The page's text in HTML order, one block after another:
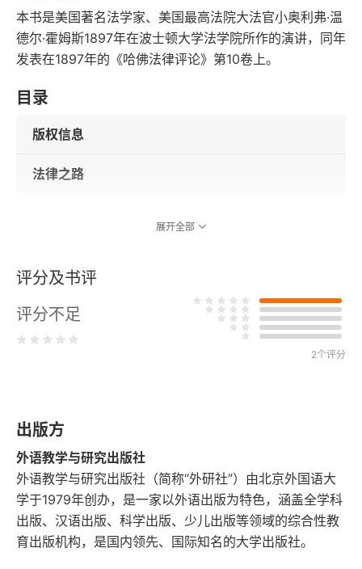
本书是美国著名法学家、美国最高法院大法官小奥利弗·温
德尔·霍姆斯1897年在波士顿大学法学院所作的演讲，同年
发表在1897年的《哈佛法律评论》第10卷上。
目录
版权信息
法律之路
展开全部
评分及书评
评分不足
2个评分
出版方
外语教学与研究出版社
外语教学与研究出版社（简称“外研社”）由北京外国语大
学于1979年创办，是一家以外语出版为特色，涵盖全学科
出版、汉语出版、科学出版、少儿出版等领域的综合性教
育出版机构，是国内领先、国际知名的大学出版社。